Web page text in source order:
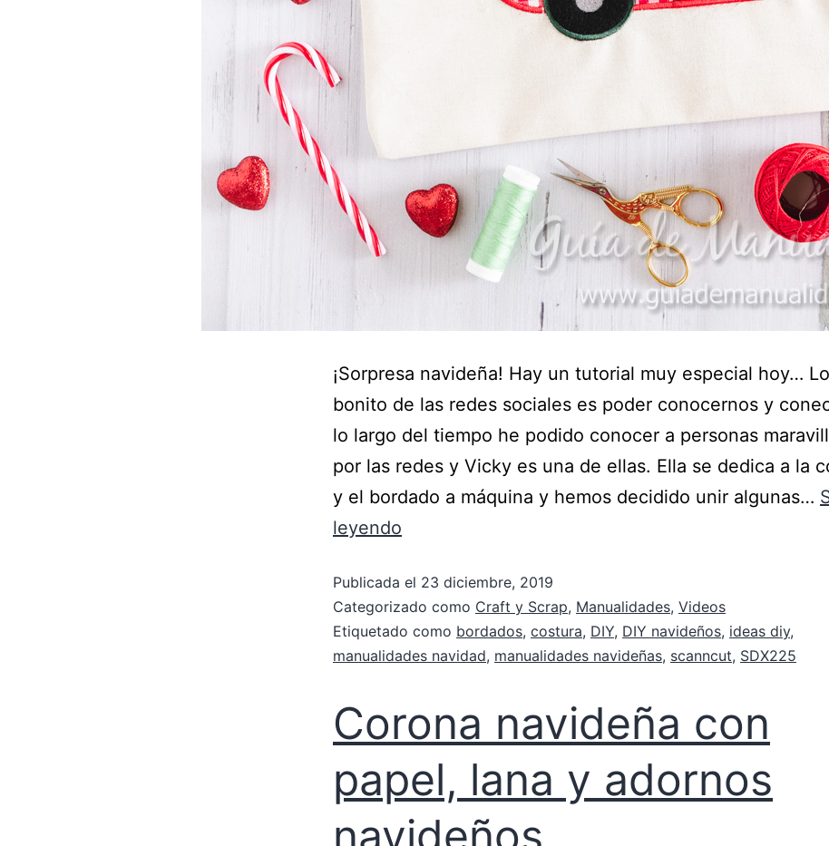
¡Sorpresa navideña! Hay un tutorial muy especial hoy… Lo
bonito de las redes sociales es poder conocernos y
lo largo del tiempo he podido conocer a personas
por las redes y Vicky es una de ellas. Ella se dedica a la
y el bordado a máquina y hemos decidido unir algunas…
leyendo
Publicada el 23 diciembre, 2019
Categorizado como Craft y Scrap, Manualidades, Videos
Etiquetado como bordados, costura, DIY, DIY navideños, ideas diy,
manualidades navidad, manualidades navideñas, scanncut, SDX225
Corona navideña con
papel, lana y adornos